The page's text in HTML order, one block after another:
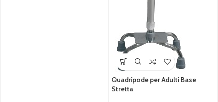
Quadripode per Adulti Base
Stretta